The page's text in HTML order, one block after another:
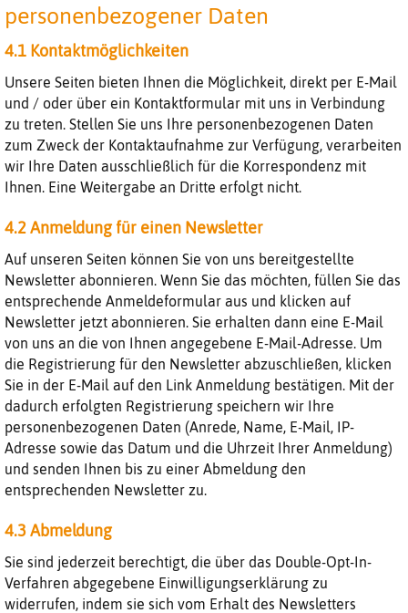
personenbezogener Daten
4.1 Kontaktmöglichkeiten
Unsere Seiten bieten Ihnen die Möglichkeit, direkt per E-Mail
und / oder über ein Kontaktformular mit uns in Verbindung
zu treten. Stellen Sie uns Ihre personenbezogenen Daten
zum Zweck der Kontaktaufnahme zur Verfügung, verarbeiten
wir Ihre Daten ausschließlich für die Korrespondenz mit
Ihnen. Eine Weitergabe an Dritte erfolgt nicht.
4.2 Anmeldung für einen Newsletter
Auf unseren Seiten können Sie von uns bereitgestellte
Newsletter abonnieren. Wenn Sie das möchten, füllen Sie das
entsprechende Anmeldeformular aus und klicken auf
Newsletter jetzt abonnieren. Sie erhalten dann eine E-Mail
von uns an die von Ihnen angegebene E-Mail-Adresse. Um
die Registrierung für den Newsletter abzuschließen, klicken
Sie in der E-Mail auf den Link Anmeldung bestätigen. Mit der
dadurch erfolgten Registrierung speichern wir Ihre
personenbezogenen Daten (Anrede, Name, E-Mail, IP-
Adresse sowie das Datum und die Uhrzeit Ihrer Anmeldung)
und senden Ihnen bis zu einer Abmeldung den
entsprechenden Newsletter zu.
4.3 Abmeldung
Sie sind jederzeit berechtigt, die über das Double-Opt-In-
Verfahren abgegebene Einwilligungserklärung zu
widerrufen, indem sie sich vom Erhalt des Newsletters